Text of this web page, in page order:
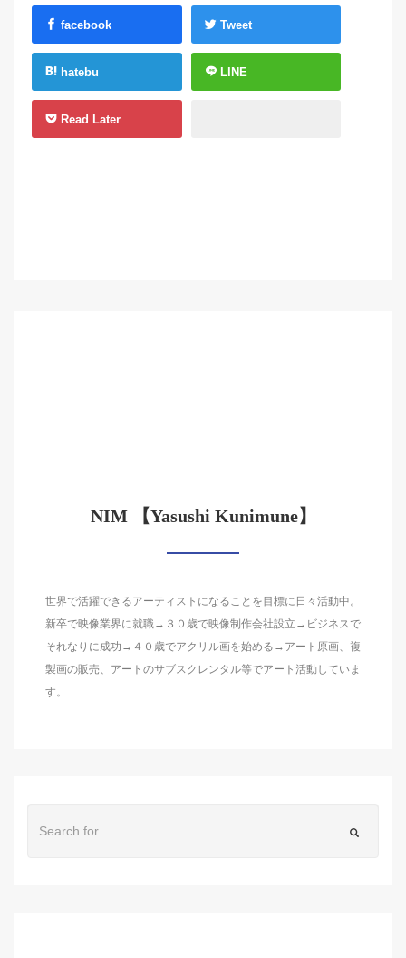
facebook Tweet
hatebu LINE
Read Later
NIM 【Yasushi Kunimune】
世界で活躍できるアーティストになることを目標に日々活動中。
新卒で映像業界に就職→３０歳で映像制作会社設立→ビジネスで
それなりに成功→４０歳でアクリル画を始める→アート原画、複
製画の販売、アートのサブスクレンタル等でアート活動していま
す。